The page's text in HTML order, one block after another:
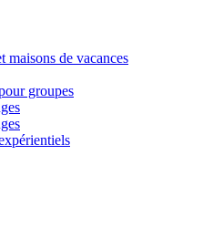
maisons de vacances
groupes